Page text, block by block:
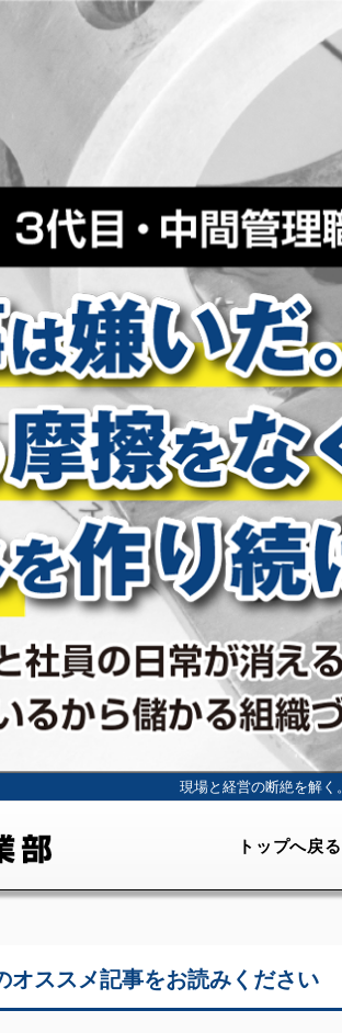
現場と経営の断絶を解く。
トップへ戻る
オススメ記事をお読みください